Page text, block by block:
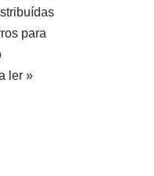
para
ler »